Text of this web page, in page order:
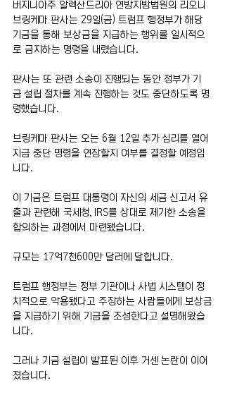
버지니아주 알렉산드리아 연방지방법원의 리오니
브링케마 판사는 29일(금) 트럼프 행정부가 해당
기금을 통해 보상금을 지급하는 행위를 일시적으
로 금지하는 명령을 내렸습니다.
판사는 또 관련 소송이 진행되는 동안 정부가 기
금 설립 절차를 계속 진행하는 것도 중단하도록 명
령했습니다.
브링케마 판사는 오는 6월 12일 추가 심리를 열어
지급 중단 명령을 연장할지 여부를 결정할 예정입
니다.
이 기금은 트럼프 대통령이 자신의 세금 신고서 유
출과 관련해 국세청, IRS를 상대로 제기한 소송을
합의하는 과정에서 마련됐습니다.
규모는 17억7천600만 달러에 달합니다.
트럼프 행정부는 정부 기관이나 사법 시스템이 정
치적으로 악용됐다고 주장하는 사람들에게 보상금
을 지급하기 위해 기금을 조성한다고 설명해왔습
니다.
그러나 기금 설립이 발표된 이후 거센 논란이 이어
졌습니다.